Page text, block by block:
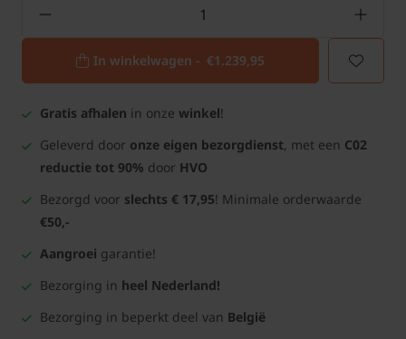
In winkelwagen - €1.239,95
Gratis afhalen in onze winkel!
Geleverd door onze eigen bezorgdienst, met een C02
reductie tot 90% door HVO
Bezorgd voor slechts € 17,95! Minimale orderwaarde
€50,-
Aangroei garantie!
Bezorging in heel Nederland!
Bezorging in beperkt deel van België